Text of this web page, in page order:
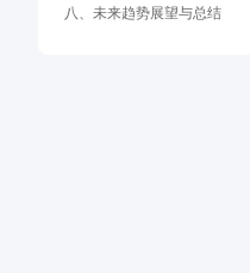
八、未来趋势展望与总结